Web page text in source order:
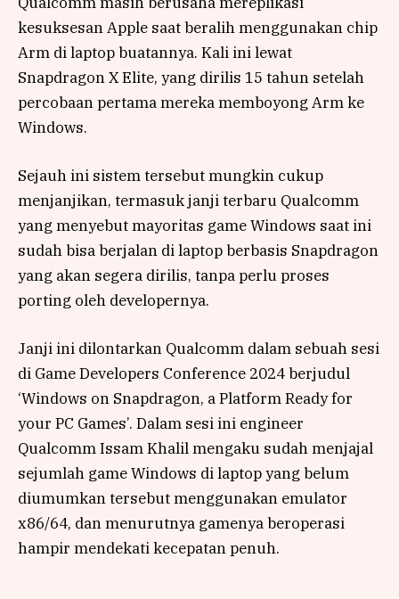
kesuksesan Apple saat beralih menggunakan chip
Arm di laptop buatannya. Kali ini lewat
Snapdragon X Elite, yang dirilis 15 tahun setelah
percobaan pertama mereka memboyong Arm ke
Windows.
Sejauh ini sistem tersebut mungkin cukup
menjanjikan, termasuk janji terbaru Qualcomm
yang menyebut mayoritas game Windows saat ini
sudah bisa berjalan di laptop berbasis Snapdragon
yang akan segera dirilis, tanpa perlu proses
porting oleh developernya.
Janji ini dilontarkan Qualcomm dalam sebuah sesi
di Game Developers Conference 2024 berjudul
‘Windows on Snapdragon, a Platform Ready for
your PC Games’. Dalam sesi ini engineer
Qualcomm Issam Khalil mengaku sudah menjajal
sejumlah game Windows di laptop yang belum
diumumkan tersebut menggunakan emulator
x86/64, dan menurutnya gamenya beroperasi
hampir mendekati kecepatan penuh.